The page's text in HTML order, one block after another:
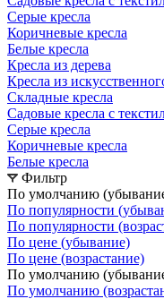
Серые кресла
Коричневые кресла
Белые кресла
Кресла из дерева
Кресла из
Складные кресла
Садовые кресла с
Серые кресла
Коричневые кресла
Белые кресла
Фильтр
По умолчанию
По популярности
По популярности
По цене (убывание)
По цене (возрастание)
По умолчанию
По умолчанию